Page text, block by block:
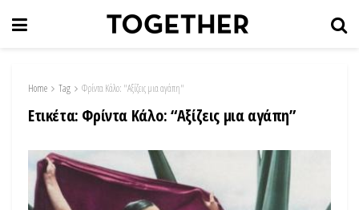
Home Tag Φρίντα Κάλο: "Αξίζεις μια αγάπη"
Ετικέτα: Φρίντα Κάλο: “Αξίζεις μια αγάπη”